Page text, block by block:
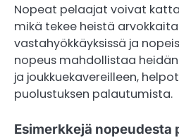
Nopeat pelaajat voivat
mikä tekee heistä
vastahyökkäyksissä ja
nopeus mahdollistaa
ja joukkuekavereilleen,
puolustuksen palautumista.
Esimerkkejä nopeudesta